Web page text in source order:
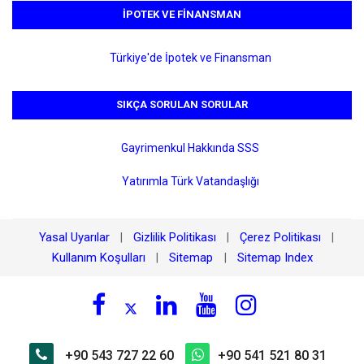
İPOTEK VE FINANSMAN
Türkiye'de İpotek ve Finansman
SIKÇA SORULAN SORULAR
Gayrimenkul Hakkında SSS
Yatırımla Türk Vatandaşlığı
Yasal Uyarılar Gizlilik Politikası Çerez Politikası
Kullanım Koşulları Sitemap Sitemap Index
+90 543 727 22 60 +90 541 521 80 31